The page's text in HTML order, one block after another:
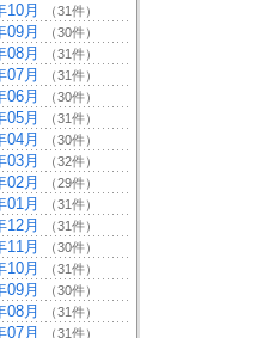
10月 （31件）
09月 （30件）
08月 （31件）
07月 （31件）
06月 （30件）
05月 （31件）
04月 （30件）
03月 （32件）
02月 （29件）
01月 （31件）
12月 （31件）
11月 （30件）
10月 （31件）
09月 （30件）
08月 （31件）
07月 （31件）